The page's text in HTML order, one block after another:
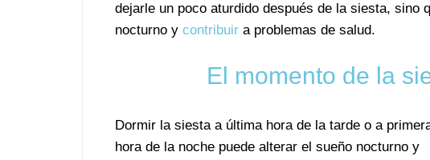
dejarle un poco aturdido después de la siesta, sino
nocturno y contribuir a problemas de salud.
El momento de la
Dormir la siesta a última hora de la tarde o a
hora de la noche puede alterar el sueño nocturno y